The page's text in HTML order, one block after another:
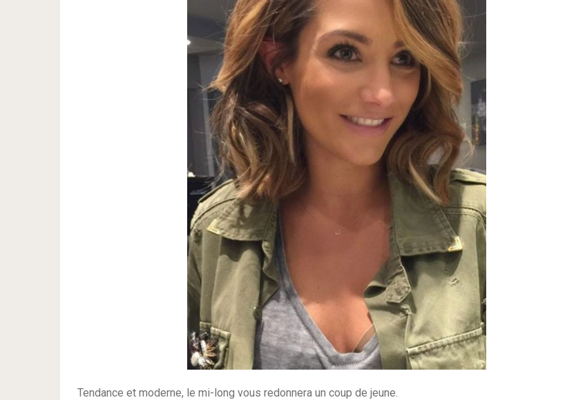
Tendance et moderne, le mi-long vous redonnera un coup de jeune.